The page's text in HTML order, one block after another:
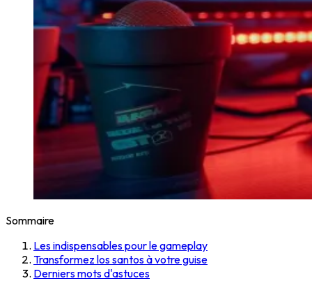
Sommaire
Les indispensables pour le gameplay
Transformez los santos à votre guise
Derniers mots d'astuces